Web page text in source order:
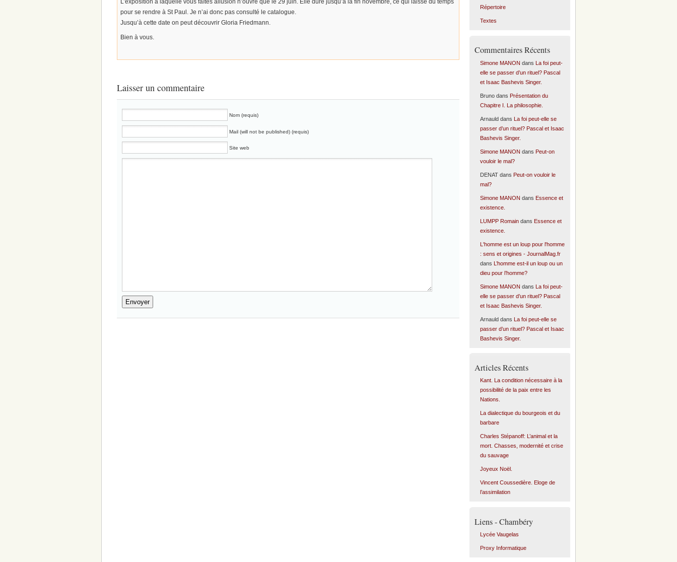
pour se rendre à St Paul. Je n’ai donc pas consulté le catalogue.
Jusqu’à cette date on peut découvrir Gloria Friedmann.
Bien à vous.
Laisser un commentaire
Nom (requis)
Mail (will not be published) (requis)
Site web
Répertoire
Textes
Commentaires Récents
Simone MANON dans La foi peut-
elle se passer d’un rituel? Pascal
et Isaac Bashevis Singer.
Brunodans Présentation du
Chapitre I. La philosophie.
Arnaulddans La foi peut-elle se
passer d’un rituel? Pascal et Isaac
Bashevis Singer.
Simone MANON dans Peut-on
vouloir le mal?
DENATdans Peut-on vouloir le
mal?
Simone MANON dans Essence et
existence.
LUMPP Romaindans Essence et
existence.
L'homme est un loup pour l'homme
: sens et origines - JournalMag.fr
dans L’homme est-il un loup ou un
dieu pour l’homme?
Simone MANON dans La foi peut-
elle se passer d’un rituel? Pascal
et Isaac Bashevis Singer.
Arnaulddans La foi peut-elle se
passer d’un rituel? Pascal et Isaac
Bashevis Singer.
Articles Récents
Kant. La condition nécessaire à la
possibilité de la paix entre les
Nations.
La dialectique du bourgeois et du
barbare
Charles Stépanoff: L’animal et la
mort. Chasses, modernité et crise
du sauvage
Joyeux Noël.
Vincent Coussedière. Eloge de
l’assimilation
Liens - Chambéry
Lycée Vaugelas
Proxy Informatique